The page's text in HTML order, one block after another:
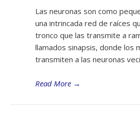
Las neuronas son como
una intrincada red de raíces
tronco que las transmite a
llamados sinapsis, donde los
transmiten a las neuronas
Read More →